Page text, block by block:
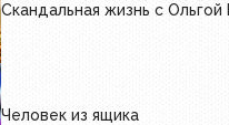
Скандальная жизнь с Ольгой
Человек из ящика